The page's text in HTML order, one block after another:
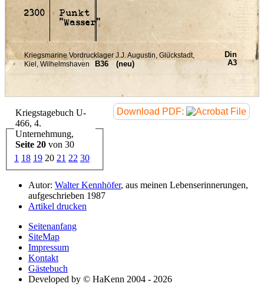
2300
Punkt
"Wasser"
Download PDF:
Kriegstagebuch U-
466, 4.
Unternehmung,
Seite 20 von 30
1 18 19 20 21 22 30
Autor: Walter Kennhöfer, aus meinen Lebenserinnerungen,
aufgeschrieben 1987
Artikel drucken
Seitenanfang
SiteMap
Impressum
Kontakt
Gästebuch
Developed by © HaKenn 2004 - 2026